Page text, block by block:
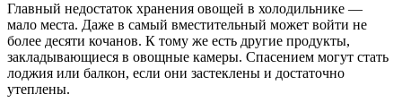
Главный недостаток хранения овощей в холодильнике —
мало места. Даже в самый вместительный может войти не
более десяти кочанов. К тому же есть другие продукты,
закладывающиеся в овощные камеры. Спасением могут стать
лоджия или балкон, если они застеклены и достаточно
утеплены.